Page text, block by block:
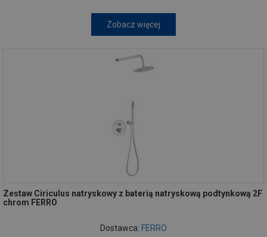
Zobacz więcej
Zestaw Ciriculus natryskowy z baterią natryskową podtynkową 2F
chrom FERRO
Dostawca: FERRO